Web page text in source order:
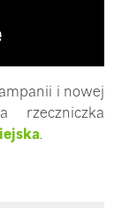
i nowej
rzeczniczka
.